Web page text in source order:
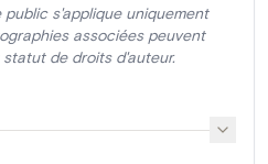
s'applique uniquement
associées peuvent
de droits d'auteur.